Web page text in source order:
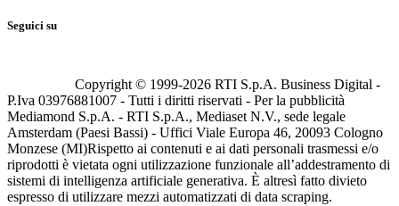
Seguici su
Copyright © 1999-2026 RTI S.p.A. Business Digital -
P.Iva 03976881007 - Tutti i diritti riservati - Per la pubblicità
Mediamond S.p.A. - RTI S.p.A., Mediaset N.V., sede legale
Amsterdam (Paesi Bassi) - Uffici Viale Europa 46, 20093 Cologno
Monzese (MI)Rispetto ai contenuti e ai dati personali trasmessi e/o
riprodotti è vietata ogni utilizzazione funzionale all’addestramento di
sistemi di intelligenza artificiale generativa. È altresì fatto divieto
espresso di utilizzare mezzi automatizzati di data scraping.